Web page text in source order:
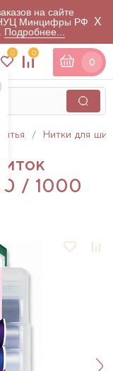
на сайте
НУЦ Минцифры РФ
Подробнее...
X
0 0
0
Нитки для
/ 1000